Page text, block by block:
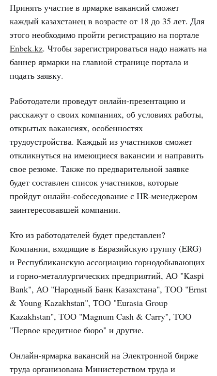
Принять участие в ярмарке вакансий сможет
каждый казахстанец в возрасте от 18 до 35 лет. Для
этого необходимо пройти регистрацию на портале
Enbek.kz. Чтобы зарегистрироваться надо нажать на
баннер ярмарки на главной странице портала и
подать заявку.
Работодатели проведут онлайн-презентацию и
расскажут о своих компаниях, об условиях работы,
открытых вакансиях, особенностях
трудоустройства. Каждый из участников сможет
откликнуться на имеющиеся вакансии и направить
свое резюме. Также по предварительной заявке
будет составлен список участников, которые
пройдут онлайн-собеседование с HR-менеджером
заинтересовавшей компании.
Кто из работодателей будет представлен?
Компании, входящие в Евразийскую группу (ERG)
и Республиканскую ассоциацию горнодобывающих
и горно-металлургических предприятий, АО "Kaspi
Bank", АО "Народный Банк Казахстана", ТОО "Ernst
& Young Kazakhstan", ТОО "Eurasia Group
Kazakhstan", ТОО "Magnum Cash & Carry", ТОО
"Первое кредитное бюро" и другие.
Онлайн-ярмарка вакансий на Электронной бирже
труда организована Министерством труда и